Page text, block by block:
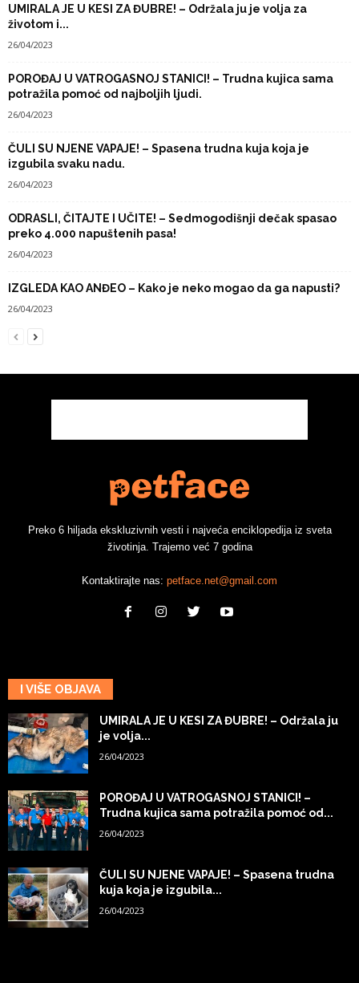
UMIRALA JE U KESI ZA ĐUBRE! – Održala ju je volja za
životom i...
26/04/2023
POROĐAJ U VATROGASNOJ STANICI! – Trudna kujica sama
potražila pomoć od najboljih ljudi.
26/04/2023
ČULI SU NJENE VAPAJE! – Spasena trudna kuja koja je
izgubila svaku nadu.
26/04/2023
ODRASLI, ČITAJTE I UČITE! – Sedmogodišnji dečak spasao
preko 4.000 napuštenih pasa!
26/04/2023
IZGLEDA KAO ANĐEO – Kako je neko mogao da ga napusti?
26/04/2023
Preko 6 hiljada ekskluzivnih vesti i najveća enciklopedija iz sveta
životinja. Trajemo već 7 godina
Kontaktirajte nas: petface.net@gmail.com
I VIŠE OBJAVA
UMIRALA JE U KESI ZA ĐUBRE! – Održala ju
je volja...
26/04/2023
POROĐAJ U VATROGASNOJ STANICI! –
Trudna kujica sama potražila pomoć od...
26/04/2023
ČULI SU NJENE VAPAJE! – Spasena trudna
kuja koja je izgubila...
26/04/2023